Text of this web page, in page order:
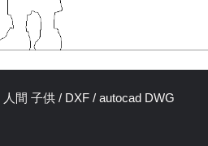
間 子供 / DXF / autocad DWG